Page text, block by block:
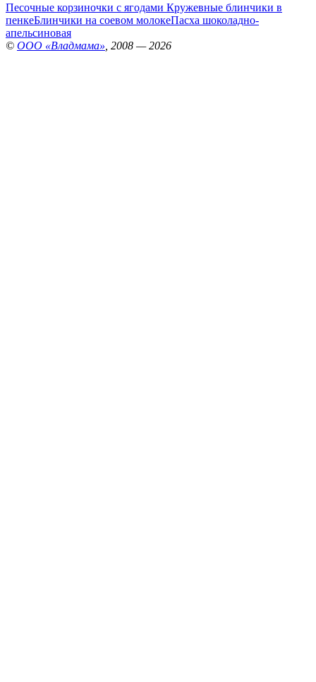
Песочные корзиночки с ягодами Кружевные блинчики в
пенкеБлинчики на соевом молокеПасха шоколадно-
апельсиновая
© ООО «Владмама» , 2008 — 2026